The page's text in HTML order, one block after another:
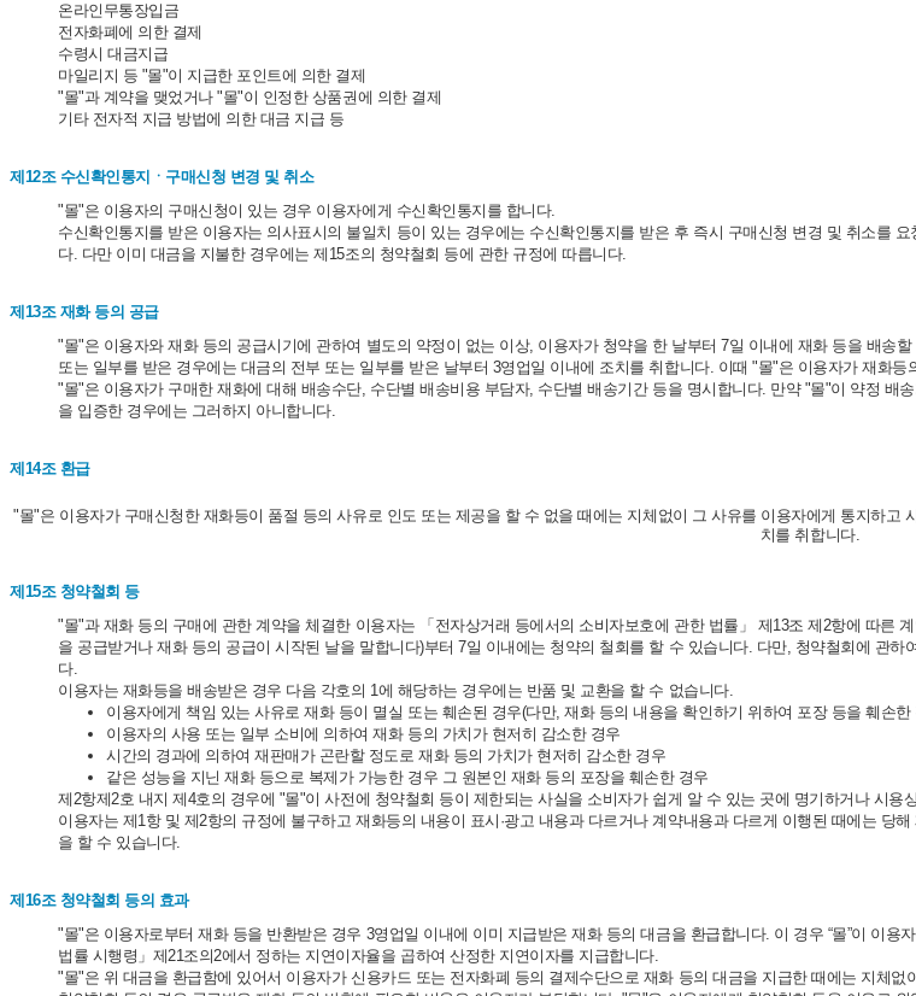
온라인무통장입금
전자화폐에 의한 결제
수령시 대금지급
마일리지 등 "몰"이 지급한 포인트에 의한 결제
"몰"과 계약을 맺었거나 "몰"이 인정한 상품권에 의한 결제
기타 전자적 지급 방법에 의한 대금 지급 등
제12조 수신확인통지ㆍ구매신청 변경 및 취소
"몰"은 이용자의 구매신청이 있는 경우 이용자에게 수신확인통지를 합니다.
수신확인통지를 받은 이용자는 의사표시의 불일치 등이 있는 경우에는 수신확인통지를 받은 후 즉시 구매신청 변경 및 취소를
다. 다만 이미 대금을 지불한 경우에는 제15조의 청약철회 등에 관한 규정에 따릅니다.
제13조 재화 등의 공급
"몰"은 이용자와 재화 등의 공급시기에 관하여 별도의 약정이 없는 이상, 이용자가 청약을 한 날부터 7일 이내에 재화 등을 배
또는 일부를 받은 경우에는 대금의 전부 또는 일부를 받은 날부터 3영업일 이내에 조치를 취합니다. 이때 "몰"은 이용자가 재화
"몰"은 이용자가 구매한 재화에 대해 배송수단, 수단별 배송비용 부담자, 수단별 배송기간 등을 명시합니다. 만약 "몰"이 약정
을 입증한 경우에는 그러하지 아니합니다.
제14조 환급
"몰"은 이용자가 구매신청한 재화등이 품절 등의 사유로 인도 또는 제공을 할 수 없을 때에는 지체없이 그 사유를 이용자에게 통지하
치를 취합니다.
제15조 청약철회 등
"몰"과 재화 등의 구매에 관한 계약을 체결한 이용자는 「전자상거래 등에서의 소비자보호에 관한 법률」 제13조 제2항에 따른
을 공급받거나 재화 등의 공급이 시작된 날을 말합니다)부터 7일 이내에는 청약의 철회를 할 수 있습니다. 다만, 청약철회에 관
다.
이용자는 재화등을 배송받은 경우 다음 각호의 1에 해당하는 경우에는 반품 및 교환을 할 수 없습니다.
이용자에게 책임 있는 사유로 재화 등이 멸실 또는 훼손된 경우(다만, 재화 등의 내용을 확인하기 위하여 포장 등을 훼손
이용자의 사용 또는 일부 소비에 의하여 재화 등의 가치가 현저히 감소한 경우
시간의 경과에 의하여 재판매가 곤란할 정도로 재화 등의 가치가 현저히 감소한 경우
같은 성능을 지닌 재화 등으로 복제가 가능한 경우 그 원본인 재화 등의 포장을 훼손한 경우
제2항제2호 내지 제4호의 경우에 "몰"이 사전에 청약철회 등이 제한되는 사실을 소비자가 쉽게 알 수 있는 곳에 명기하거나 시
이용자는 제1항 및 제2항의 규정에 불구하고 재화등의 내용이 표시·광고 내용과 다르거나 계약내용과 다르게 이행된 때에는
을 할 수 있습니다.
제16조 청약철회 등의 효과
"몰"은 이용자로부터 재화 등을 반환받은 경우 3영업일 이내에 이미 지급받은 재화 등의 대금을 환급합니다. 이 경우 “몰”이 이
법률 시행령」제21조의2에서 정하는 지연이자율을 곱하여 산정한 지연이자를 지급합니다.
"몰"은 위 대금을 환급함에 있어서 이용자가 신용카드 또는 전자화폐 등의 결제수단으로 재화 등의 대금을 지급한 때에는 지체